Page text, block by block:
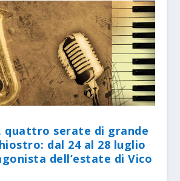
quattro serate di grande
dal 24 al 28 luglio
dell’estate di Vico